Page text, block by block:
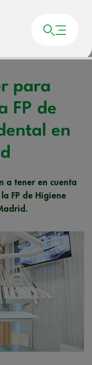
para
FP de
en
a tener en cuenta
FP de Higiene